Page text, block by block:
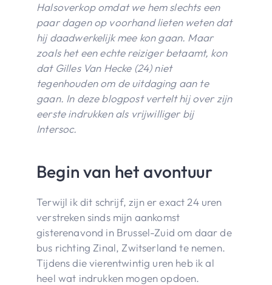
Halsoverkop omdat we hem slechts een
paar dagen op voorhand lieten weten dat
hij daadwerkelijk mee kon gaan. Maar
zoals het een echte reiziger betaamt, kon
dat Gilles Van Hecke (24) niet
tegenhouden om de uitdaging aan te
gaan. In deze blogpost vertelt hij over zijn
eerste indrukken als vrijwilliger bij
Intersoc.
Begin van het avontuur
Terwijl ik dit schrijf, zijn er exact 24 uren
verstreken sinds mijn aankomst
gisterenavond in Brussel-Zuid om daar de
bus richting Zinal, Zwitserland te nemen.
Tijdens die vierentwintig uren heb ik al
heel wat indrukken mogen opdoen.